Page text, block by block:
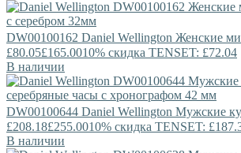
DW00100162 Daniel Wellington Женские
£80.05£165.0010% скидка TENSET: £72.04
В наличии
DW00100644 Daniel Wellington Мужские
£208.18£255.0010% скидка TENSET:
В наличии